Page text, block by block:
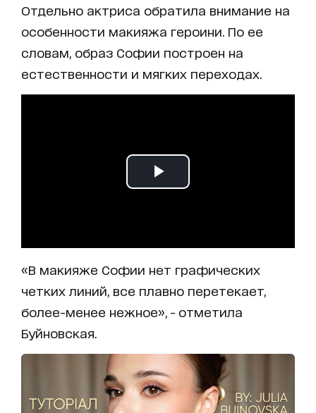
Отдельно актриса обратила внимание на
особенности макияжа героини. По ее
словам, образ Софии построен на
естественности и мягких переходах.
«В макияже Софии нет графических
четких линий, все плавно перетекает,
более-менее нежное», - отметила
Буйновская.